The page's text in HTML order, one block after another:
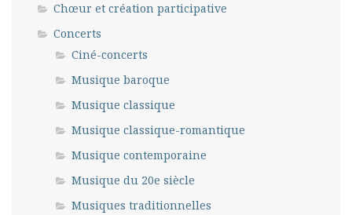
Chœur et création participative
Concerts
Ciné-concerts
Musique baroque
Musique classique
Musique classique-romantique
Musique contemporaine
Musique du 20e siècle
Musiques traditionnelles